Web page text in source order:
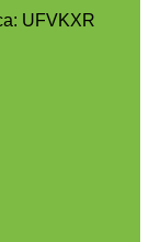
UFVKXR